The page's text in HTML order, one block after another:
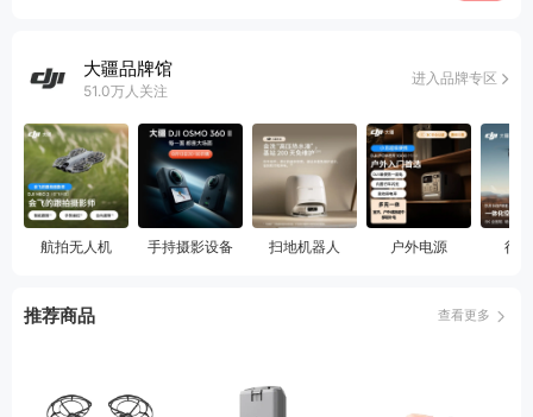
大疆品牌馆
51.0万人关注
进入品牌专区
航拍无人机 手持摄影设备 扫地机器人 户外电源 行
推荐商品 查看更多